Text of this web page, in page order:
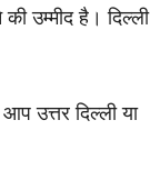
उम्मीद है। दिल्ली
उत्तर दिल्ली या